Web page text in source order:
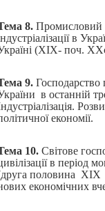
8. Промисловий
в
(XIX- поч.
9. Господарство
в останній
економії.
10. Світове
в період
половина XІX
економічних